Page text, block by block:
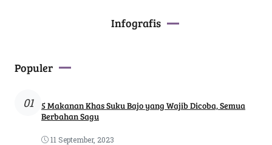
Infografis
Populer
01
5 Makanan Khas Suku Bajo yang Wajib Dicoba, Semua
Berbahan Sagu
11 September, 2023